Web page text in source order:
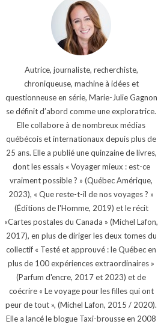
Autrice, journaliste, recherchiste,
chroniqueuse, machine à idées et
questionneuse en série, Marie-Julie Gagnon
se définit d’abord comme une exploratrice.
Elle collabore à de nombreux médias
québécois et internationaux depuis plus de
25 ans. Elle a publié une quinzaine de livres,
dont les essais « Voyager mieux : est-ce
vraiment possible ? » (Québec Amérique,
2023), « Que reste-t-il de nos voyages ? »
(Éditions de l'Homme, 2019) et le récit
«Cartes postales du Canada » (Michel Lafon,
2017), en plus de diriger les deux tomes du
collectif « Testé et approuvé : le Québec en
plus de 100 expériences extraordinaires »
(Parfum d'encre, 2017 et 2023) et de
coécrire « Le voyage pour les filles qui ont
peur de tout », (Michel Lafon, 2015 / 2020).
Elle a lancé le blogue Taxi-brousse en 2008